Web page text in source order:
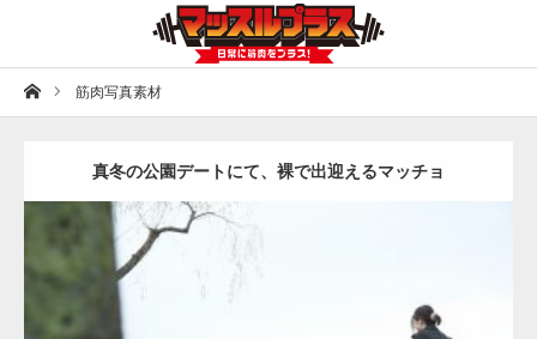
ホーム筋肉写真素材
真冬の公園デートにて、裸で出迎えるマッチョ